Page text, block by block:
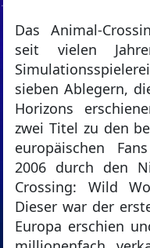
Das Animal-
seit vielen
sieben Ablegern,
Horizons
zwei Titel zu den
europäischen
2006 durch den
Crossing: Wild
Dieser war der
Europa erschien